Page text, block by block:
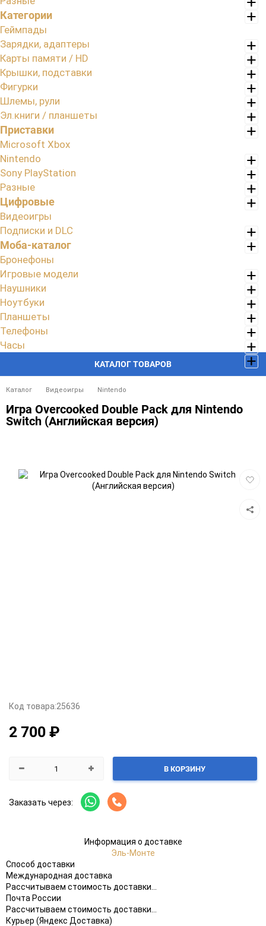
КАТАЛОГ ТОВАРОВ
Категории
Геймпады
Зарядки, адаптеры
Карты памяти / HD
Крышки, подставки
Фигурки
Шлемы, рули
Эл.книги / планшеты
Приставки
Microsoft Xbox
Nintendo
Sony PlayStation
Разные
Цифровые
Видеоигры
Подписки и DLC
Моба-каталог
Бронефоны
Игровые модели
Наушники
Ноутбуки
Планшеты
Телефоны
Часы
Каталог Видеоигры Nintendo
Игра Overcooked Double Pack для Nintendo
Switch (Английская версия)
Код товара:25636
2 700 ₽
В КОРЗИНУ
Заказать через:
Информация о доставке
Эль-Монте
Способ доставки
Международная доставка
Рассчитываем стоимость доставки...
Почта России
Рассчитываем стоимость доставки...
Курьер (Яндекс Доставка)